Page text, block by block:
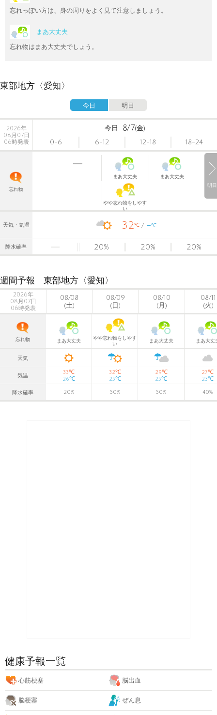
忘れっぽい方は、身の周りをよく見て注意しましょう。
まあ大丈夫
忘れ物はまあ大丈夫でしょう。
東部地方〈愛知〉
今日 明日
明日
2026年
08月07日
06時発表
今日 8/7(金)
0-6
6-12 12-18 18-24
忘れ物
まあ大丈夫 まあ大丈夫
やや忘れ物をしやす
い
天気・気温 32℃ -℃
降水確率 20% 20% 20%
週間予報 東部地方〈愛知〉
2026年
08月07日
06時発表
08/08
(土)
08/09
(日)
08/10
(月)
08/11
(火)
忘れ物 まあ大丈夫
やや忘れ物をしやす
い
まあ大丈夫 まあ大丈
天気
気温
33℃
26℃
32℃
25℃
29℃
25℃
27℃
23℃
降水確率 20% 50% 50% 40%
健康予報一覧
心筋梗塞 脳出血
脳梗塞 ぜん息